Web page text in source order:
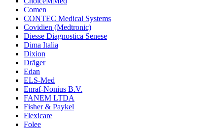
Comen
CONTEC Medical Systems
Covidien (Medtronic)
Diesse Diagnostica Senese
Dima Italia
Dixion
Dräger
Edan
ELS-Med
Enraf-Nonius B.V.
FANEM LTDA
Fisher & Paykel
Flexicare
Folee